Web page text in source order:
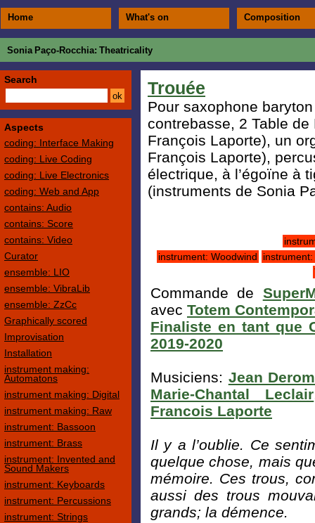
Home What's on Composition
Sonia Paço-Rocchia: Theatricality
Trouée
Pour saxophone
contrebasse, 2 Table
François Laporte), un
François Laporte),
électrique, à l’égoïne à
(instruments de Sonia
instrument: Woodwind
Commande de
avec Totem
Finaliste en tant que
2019-2020
Musiciens: Jean
Marie-Chantal Leclair
Francois Laporte
Il y a l’oublie. Ce
quelque chose, mais
mémoire. Ces trous,
aussi des trous
grands; la démence.
Search
Aspects
coding: Interface Making
coding: Live Coding
coding: Live Electronics
coding: Web and App
contains: Audio
contains: Score
contains: Video
Curator
ensemble: LIO
ensemble: VibraLib
ensemble: ZzCc
Graphically scored
Improvisation
Installation
instrument making:
Automatons
instrument making: Digital
instrument making: Raw
instrument: Bassoon
instrument: Brass
instrument: Invented and
Sound Makers
instrument: Keyboards
instrument: Percussions
instrument: Strings